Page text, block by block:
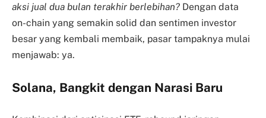
aksi jual dua bulan terakhir berlebihan? Dengan data
on-chain yang semakin solid dan sentimen investor
besar yang kembali membaik, pasar tampaknya mulai
menjawab: ya.
Solana, Bangkit dengan Narasi Baru